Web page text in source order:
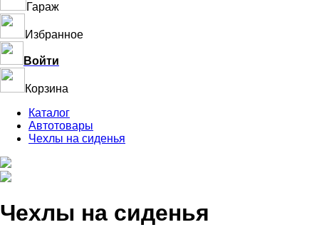
Гараж
Избранное
Войти
Корзина
Каталог
Автотовары
Чехлы на сиденья
Чехлы на сиденья